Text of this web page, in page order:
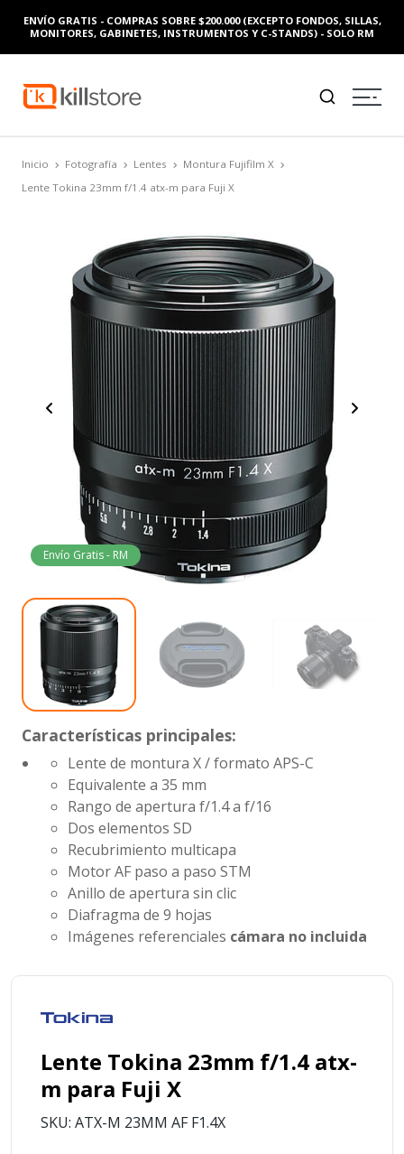
ENVÍO GRATIS - COMPRAS SOBRE $200.000 (EXCEPTO FONDOS, SILLAS,
MONITORES, GABINETES, INSTRUMENTOS Y C-STANDS) - SOLO RM
Inicio Fotografía Lentes
Montura Fujifilm X
Lente Tokina 23mm f/1.4 atx-m para Fuji X
Envío Gratis - RM
Características principales:
Lente de montura X / formato APS-C
Equivalente a 35 mm
Rango de aperturaf/1.4 a f/16
Dos elementos SD
Recubrimiento multicapa
Motor AF paso a paso STM
Anillo de apertura sin clic
Diafragma de 9 hojas
Imágenes referenciales cámara no incluida
Lente Tokina 23mm f/1.4 atx-
m para Fuji X
SKU: ATX-M 23MM AF F1.4X